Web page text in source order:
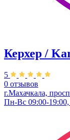
Керхер /
5
0 отзывов
г.Махачкала,
Пн-Вс 09:00-